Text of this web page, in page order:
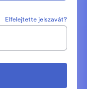
Elfelejtette jelszavát?